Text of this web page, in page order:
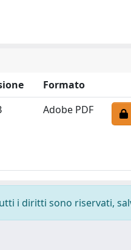
Formato
Adobe PDF
i diritti sono riservati,